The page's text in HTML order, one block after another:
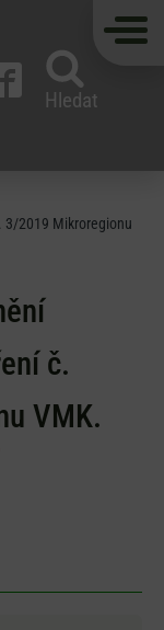
Hledat
3/2019 Mikroregionu
č.
VMK.